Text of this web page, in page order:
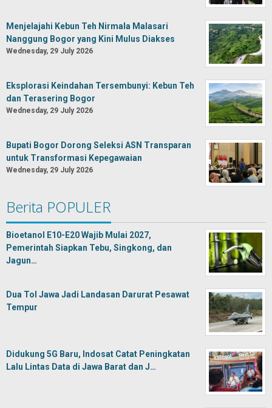
Menjelajahi Kebun Teh Nirmala Malasari
Nanggung Bogor yang Kini Mulus Diakses
Wednesday, 29 July 2026
Eksplorasi Keindahan Tersembunyi: Kebun Teh
dan Terasering Bogor
Wednesday, 29 July 2026
Bupati Bogor Dorong Seleksi ASN Transparan
untuk Transformasi Kepegawaian
Wednesday, 29 July 2026
Berita POPULER
Bioetanol E10-E20 Wajib Mulai 2027,
Pemerintah Siapkan Tebu, Singkong, dan
Jagun…
Dua Tol Jawa Jadi Landasan Darurat Pesawat
Tempur
Didukung 5G Baru, Indosat Catat Peningkatan
Lalu Lintas Data di Jawa Barat dan J…